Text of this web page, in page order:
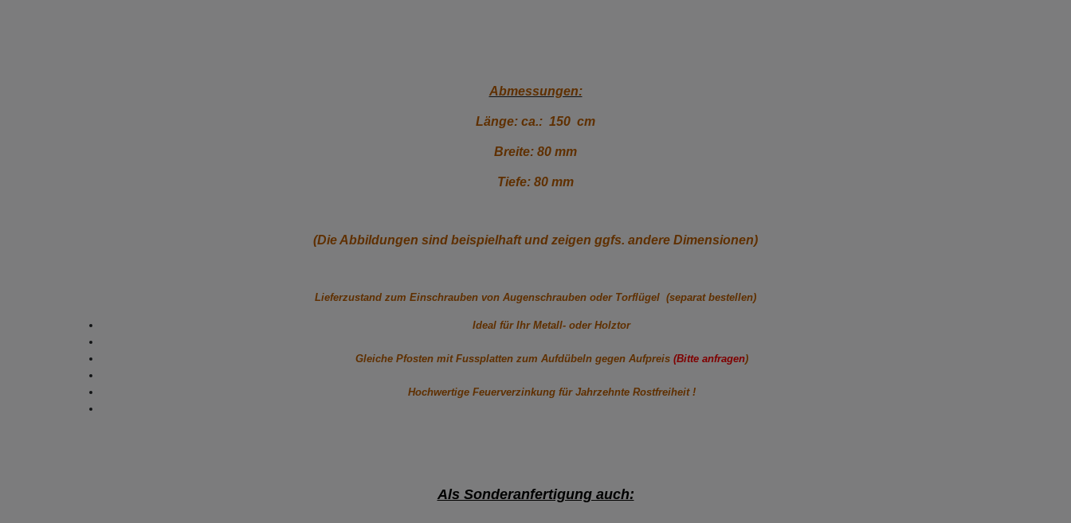
Abmessungen:
Länge: ca.: 150 cm
Breite: 80 mm
Tiefe: 80 mm
(Die Abbildungen sind beispielhaft und zeigen ggfs. andere Dimensionen)
Lieferzustand zum Einschrauben von Augenschrauben oder Torflügel (separat bestellen)
Ideal für Ihr Metall- oder Holztor
Gleiche Pfosten mit Fussplatten zum Aufdübeln gegen Aufpreis (Bitte anfragen)
Hochwertige Feuerverzinkung für Jahrzehnte Rostfreiheit !
Als Sonderanfertigung auch: